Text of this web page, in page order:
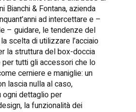
Bianchi & Fontana, azienda
ad intercettare e –
– guidare, le tendenze del
scelta di utilizzare l’acciaio
la struttura del box-doccia
per tutti gli accessori che lo
cerniere e maniglie: un
lascia nulla al caso,
ogni dettaglio per
la funzionalità dei